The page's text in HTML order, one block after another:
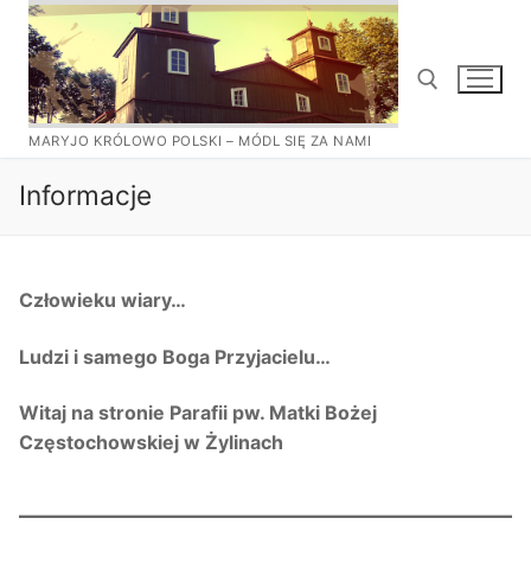
Przejdź
treści
MARYJO KRÓLOWO POLSKI – MÓDL SIĘ ZA NAMI
Informacje
Człowieku wiary…
Ludzi i samego Boga Przyjacielu…
Witaj na stronie Parafii pw. Matki Bożej
Częstochowskiej w Żylinach